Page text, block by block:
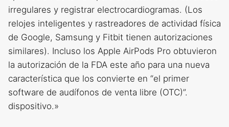
irregulares y registrar electrocardiogramas. (Los
relojes inteligentes y rastreadores de actividad física
de Google, Samsung y Fitbit tienen autorizaciones
similares). Incluso los Apple AirPods Pro obtuvieron
la autorización de la FDA este año para una nueva
característica que los convierte en “el primer
software de audífonos de venta libre (OTC)”.
dispositivo.»